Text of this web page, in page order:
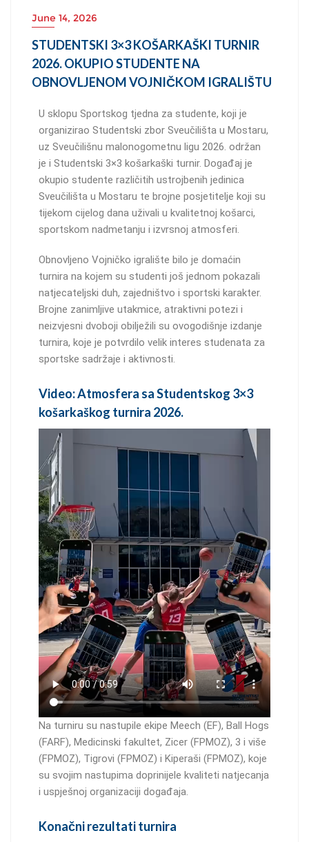
June 14, 2026
STUDENTSKI 3×3 KOŠARKAŠKI TURNIR
2026. OKUPIO STUDENTE NA
OBNOVLJENOM VOJNIČKOM IGRALIŠTU
U sklopu Sportskog tjedna za studente, koji je
organizirao Studentski zbor Sveučilišta u Mostaru,
uz Sveučilišnu malonogometnu ligu 2026. održan
je i Studentski 3×3 košarkaški turnir. Događaj je
okupio studente različitih ustrojbenih jedinica
Sveučilišta u Mostaru te brojne posjetitelje koji su
tijekom cijelog dana uživali u kvalitetnoj košarci,
sportskom nadmetanju i izvrsnoj atmosferi.
Obnovljeno Vojničko igralište bilo je domaćin
turnira na kojem su studenti još jednom pokazali
natjecateljski duh, zajedništvo i sportski karakter.
Brojne zanimljive utakmice, atraktivni potezi i
neizvjesni dvoboji obilježili su ovogodišnje izdanje
turnira, koje je potvrdilo velik interes studenata za
sportske sadržaje i aktivnosti.
Video: Atmosfera sa Studentskog 3×3
košarkaškog turnira 2026.
Na turniru su nastupile ekipe Meech (EF), Ball Hogs
(FARF), Medicinski fakultet, Zicer (FPMOZ), 3 i više
(FPMOZ), Tigrovi (FPMOZ) i Kiperaši (FPMOZ), koje
su svojim nastupima doprinijele kvaliteti natjecanja
i uspješnoj organizaciji događaja.
Konačni rezultati turnira